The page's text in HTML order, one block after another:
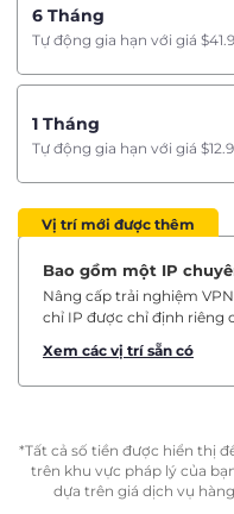
6 Tháng
Tự động gia hạn với giá
1 Tháng
Tự động gia hạn với giá
Vị trí mới được thêm
Bao gồm một IP
Nâng cấp trải nghiệm
chỉ IP được chỉ định riêng
Xem các vị trí sẵn có
*Tất cả số tiền được hiển thị
trên khu vực pháp lý của
dựa trên giá dịch vụ